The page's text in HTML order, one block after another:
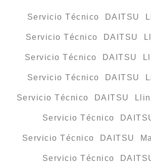
Servicio Técnico DAITSU
Servicio Técnico DAITSU
Servicio Técnico DAITSU
Servicio Técnico DAITSU
Servicio Técnico DAITSU
Servicio Técnico
Servicio Técnico DAITSU
Servicio Técnico